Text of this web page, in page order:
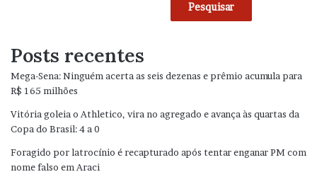
Pesquisar
Posts recentes
Mega-Sena: Ninguém acerta as seis dezenas e prêmio acumula para
R$ 165 milhões
Vitória goleia o Athletico, vira no agregado e avança às quartas da
Copa do Brasil: 4 a 0
Foragido por latrocínio é recapturado após tentar enganar PM com
nome falso em Araci